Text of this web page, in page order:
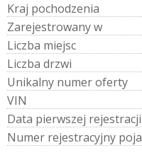
Kraj pochodzenia
Zarejestrowanyw
Liczba miejsc
Liczba drzwi
Unikalny numeroferty
VIN
Data pierwszej rejestracji
Numer rejestracyjny poja